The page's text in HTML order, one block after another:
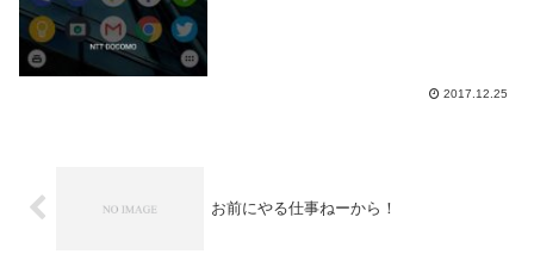
2017.12.25
お前にやる仕事ねーから！